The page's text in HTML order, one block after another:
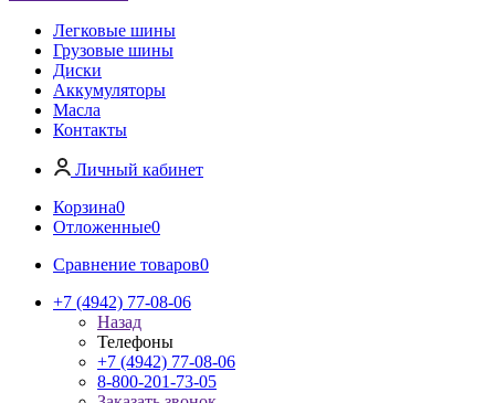
Легковые шины
Грузовые шины
Диски
Аккумуляторы
Масла
Контакты
Личный кабинет
Корзина0
Отложенные0
Сравнение товаров0
+7 (4942) 77-08-06
Назад
Телефоны
+7 (4942) 77-08-06
8-800-201-73-05